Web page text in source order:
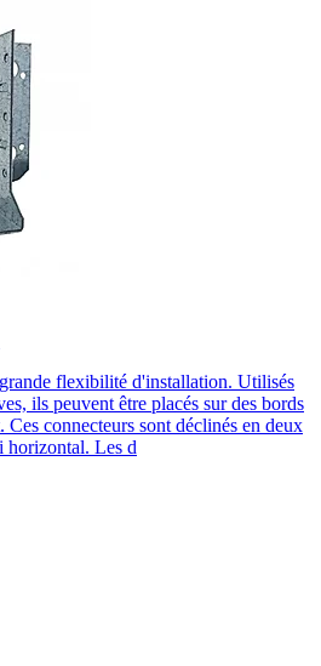
flexibilité d'installation. Utilisés
ils peuvent être placés sur des bords
Ces connecteurs sont déclinés en deux
horizontal. Les d